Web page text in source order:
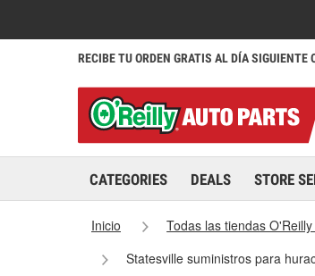
RECIBE TU ORDEN GRATIS AL DÍA SIGUIENTE
CATEGORIES DEALS STORE
Inicio Todas las tiendas
Statesville suministros para